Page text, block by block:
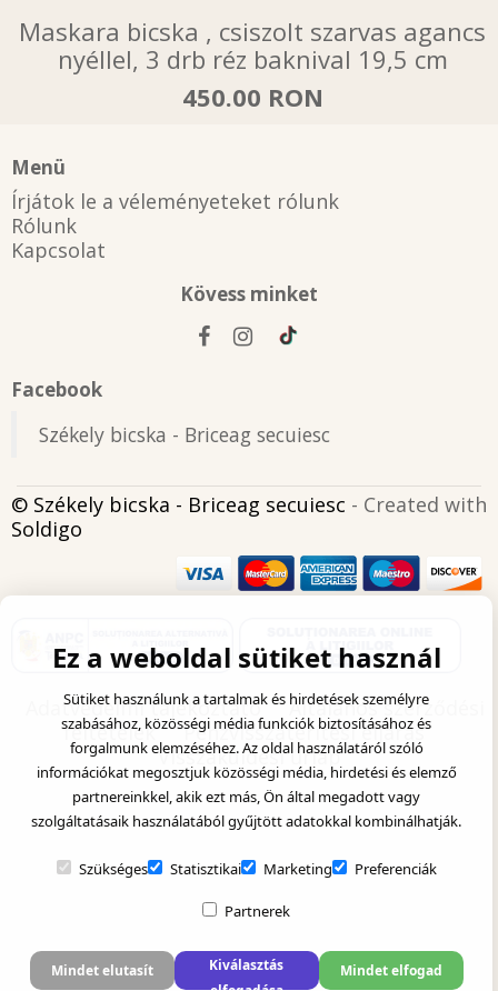
Maskara bicska , csiszolt szarvas agancs
nyéllel, 3 drb réz baknival 19,5 cm
450.00 RON
Menü
Írjátok le a véleményeteket rólunk
Rólunk
Kapcsolat
Kövess minket
Facebook
Székely bicska - Briceag secuiesc
© Székely bicska - Briceag secuiesc - Created with
Soldigo
Adatvédelmi tájékoztató
Általános szerződési
feltételek
Pénzvisszatérítési eljárás
Visszaküldési űrlap
Ez a weboldal sütiket használ
Sütiket használunk a tartalmak és hirdetések személyre
szabásához, közösségi média funkciók biztosításához és
forgalmunk elemzéséhez. Az oldal használatáról szóló
információkat megosztjuk közösségi média, hirdetési és elemző
partnereinkkel, akik ezt más, Ön által megadott vagy
szolgáltatásaik használatából gyűjtött adatokkal kombinálhatják.
Szükséges Statisztikai Marketing Preferenciák
Partnerek
Mindet elutasít
Kiválasztás
Mindet elfogad